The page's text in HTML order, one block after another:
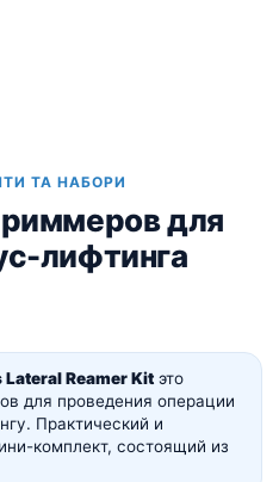
ТА НАБОРИ
для
лифтинга
Reamer Kit это
для проведения операции
Практический и
комплект, состоящий из